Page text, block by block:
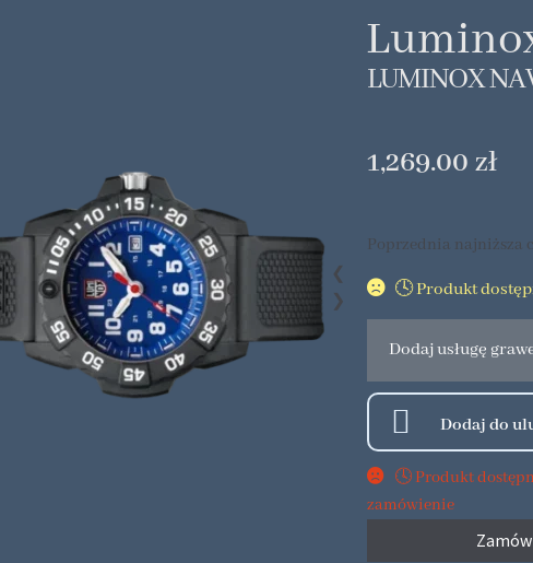
❮
❯
LUMINOX
1,269.00 zł
Poprzednia najniższa
🕓 Produkt
Dodaj usługę
🕓 Produkt
zamówienie
Zamów